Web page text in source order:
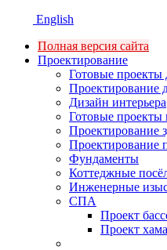
English
Полная версия сайта
Проектирование
Готовые проекты
Проектирование
Дизайн интерьера
Готовые
Проектирование
Проектирование
Фундаменты
Коттеджные
Инженерные
СПА
Проект
Проект